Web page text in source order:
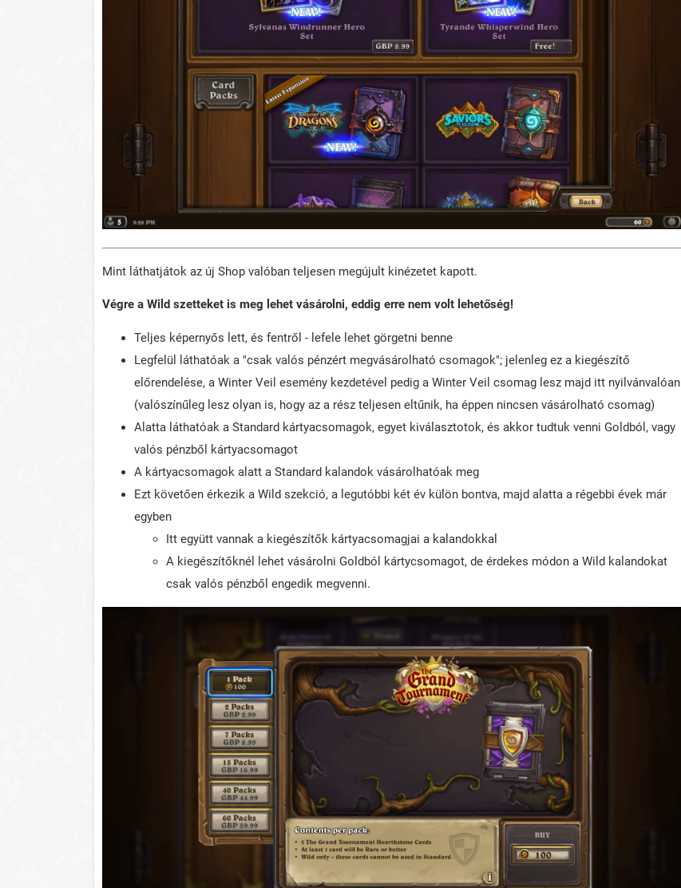
Mint láthatjátok az új Shop valóban teljesen megújult kinézetet kapott.
Végre a Wild szetteket is meg lehet vásárolni, eddig erre nem volt lehetőség!
Teljes képernyős lett, és fentről - lefele lehet görgetni benne
Legfelül láthatóak a "csak valós pénzért megvásárolható csomagok"; jelenleg ez a kiegészítő
előrendelése, a Winter Veil esemény kezdetével pedig a Winter Veil csomag lesz majd itt nyilvánvalóan
(valószínűleg lesz olyan is, hogy az a rész teljesen eltűnik, ha éppen nincsen vásárolható csomag)
Alatta láthatóak a Standard kártyacsomagok, egyet kiválasztotok, és akkor tudtuk venni Goldból, vagy
valós pénzből kártyacsomagot
A kártyacsomagok alatt a Standard kalandok vásárolhatóak meg
Ezt követően érkezik a Wild szekció, a legutóbbi két év külön bontva, majd alatta a régebbi évek már
egyben
Itt együtt vannak a kiegészítők kártyacsomagjai a kalandokkal
A kiegészítőknél lehet vásárolni Goldból kártycsomagot, de érdekes módon a Wild kalandokat
csak valós pénzből engedik megvenni.